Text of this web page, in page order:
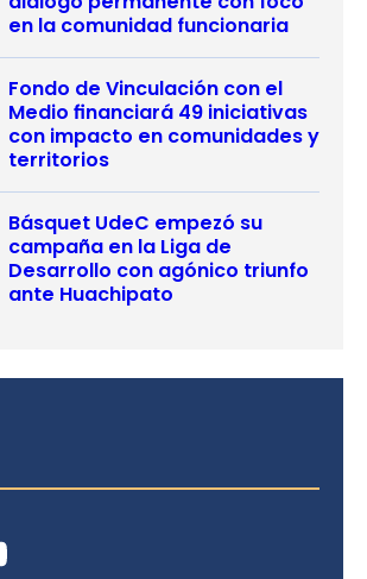
en la comunidad funcionaria
Fondo de Vinculación con el
Medio financiará 49 iniciativas
con impacto en comunidades y
territorios
Básquet UdeC empezó su
campaña en la Liga de
Desarrollo con agónico triunfo
ante Huachipato